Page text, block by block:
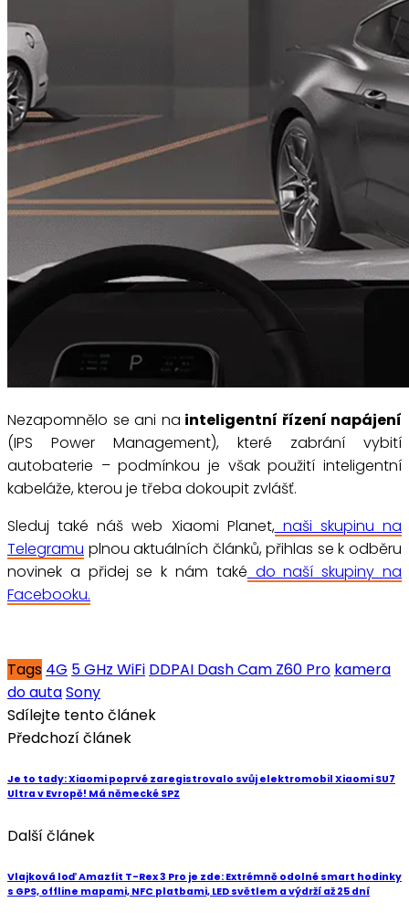
Nezapomnělo se ani na inteligentní řízení napájení
(IPS Power Management), které zabrání vybití
autobaterie – podmínkou je však použití inteligentní
kabeláže, kterou je třeba dokoupit zvlášť.
Sleduj také náš web Xiaomi Planet,naši skupinu na
Telegramu plnou aktuálních článků, přihlas se k odběru
novinek a přidej se k nám také do naší skupiny na
Facebooku.
Tags 4G 5 GHz WiFi DDPAI Dash Cam Z60 Pro kamera
do autaSony
Sdílejte tento článek
Předchozí článek
Je to tady: Xiaomi poprvé zaregistrovalo svůj elektromobil Xiaomi SU7
Ultra v Evropě! Má německé SPZ
Další článek
Vlajková loď Amazfit T-Rex 3 Pro je zde: Extrémně odolné smart hodinky
s GPS, offline mapami, NFC platbami, LED světlem a výdrží až 25 dní